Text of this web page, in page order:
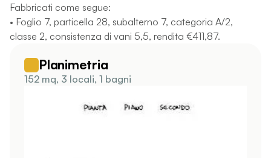
Fabbricati come segue:
• Foglio 7, particella 28, subalterno 7, categoria A/2,
classe 2, consistenza di vani 5,5, rendita €411,87.
Planimetria
152 mq, 3 locali, 1 bagni